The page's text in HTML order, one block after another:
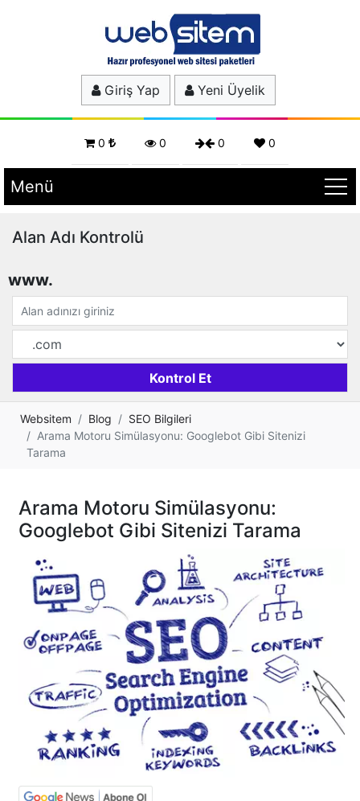
Giriş Yap Yeni Üyelik
0 0 0 0
Menü
Alan Adı Kontrolü
www.
Websitem Blog
SEO Bilgileri
Arama Motoru Simülasyonu: Googlebot Gibi Sitenizi
Tarama
Arama Motoru Simülasyonu:
Googlebot Gibi Sitenizi Tarama